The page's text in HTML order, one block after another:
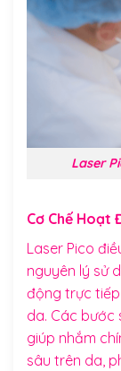
Laser
Cơ Chế Hoạt
Laser Pico
nguyên lý sử
động trực
da. Các bước
giúp nhắm
sâu trên da,